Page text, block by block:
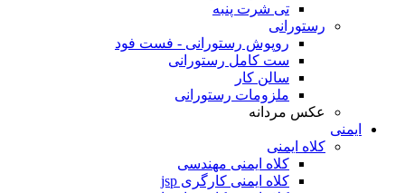
تی شرت پنبه
رستورانی
روپوش رستورانی - فست فود
ست کامل رستورانی
سالن کار
ملزومات رستورانی
عکس مردانه
ایمنی
کلاه ایمنی
کلاه ایمنی مهندسی
کلاه ایمنی کارگری jsp